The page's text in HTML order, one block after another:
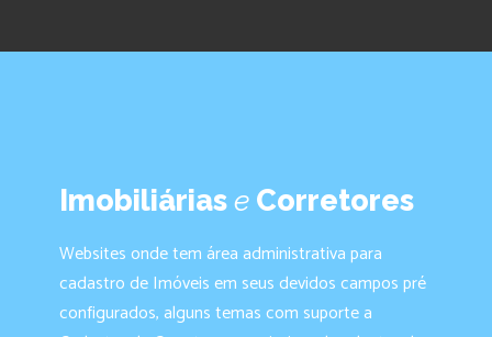
ImobiliáriaseCorretores
Websites onde tem área administrativa para
cadastro de Imóveis em seus devidos campos pré
configurados, alguns temas com suporte a